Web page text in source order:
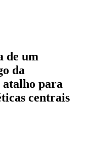
de um
da
para
centrais